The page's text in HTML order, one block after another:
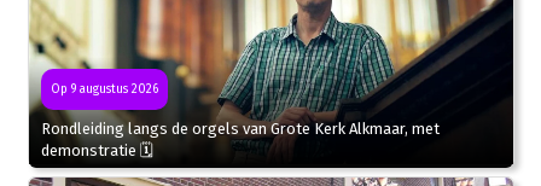
Op 9 augustus 2026
Rondleiding langs de orgels van Grote Kerk Alkmaar, met
demonstratie 🗓